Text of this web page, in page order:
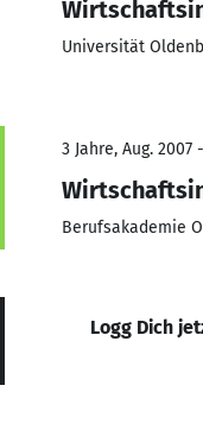
Universität
3 Jahre, Aug. 2007
Berufsakademie
Logg Dich